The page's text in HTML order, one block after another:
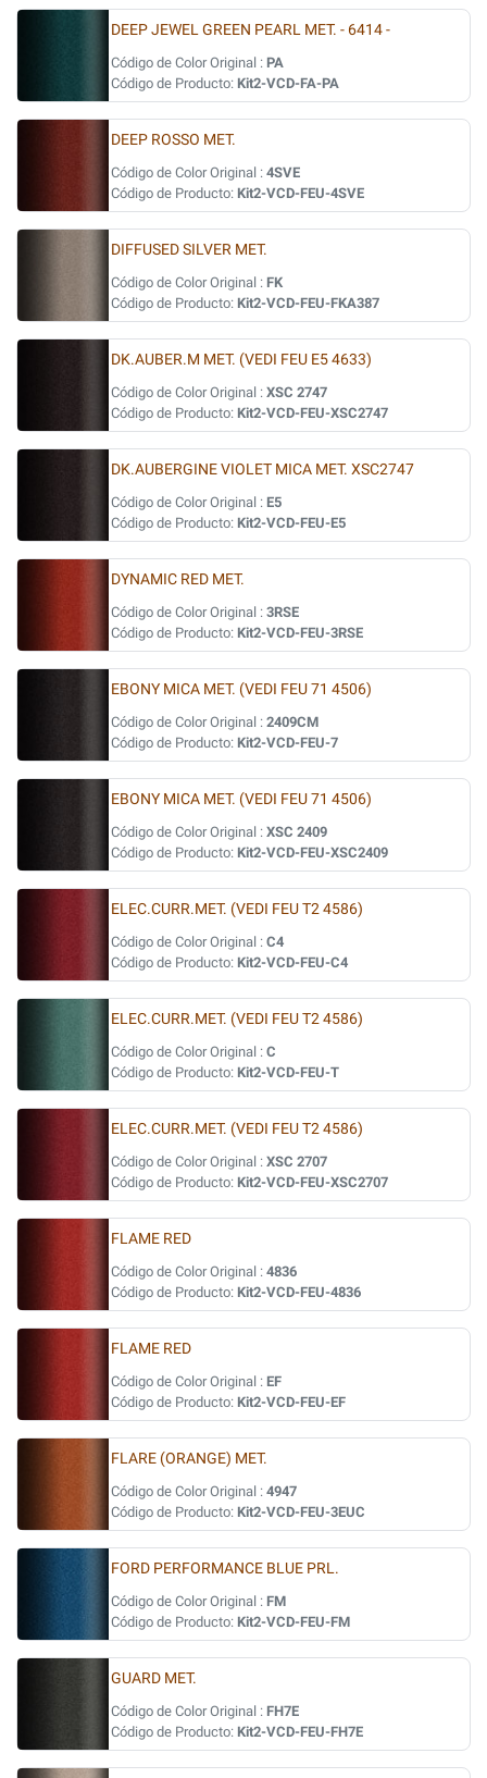
DEEP JEWEL GREEN PEARL MET. - 6414 -
Código de Color Original : PA
Código de Producto: Kit2-VCD-FA-PA
DEEP ROSSO MET.
Código de Color Original : 4SVE
Código de Producto: Kit2-VCD-FEU-4SVE
DIFFUSED SILVER MET.
Código de Color Original : FK
Código de Producto: Kit2-VCD-FEU-FKA387
DK.AUBER.M MET. (VEDI FEU E5 4633)
Código de Color Original : XSC 2747
Código de Producto: Kit2-VCD-FEU-XSC2747
DK.AUBERGINE VIOLET MICA MET. XSC2747
Código de Color Original : E5
Código de Producto: Kit2-VCD-FEU-E5
DYNAMIC RED MET.
Código de Color Original : 3RSE
Código de Producto: Kit2-VCD-FEU-3RSE
EBONY MICA MET. (VEDI FEU 71 4506)
Código de Color Original : 2409CM
Código de Producto: Kit2-VCD-FEU-7
EBONY MICA MET. (VEDI FEU 71 4506)
Código de Color Original : XSC 2409
Código de Producto: Kit2-VCD-FEU-XSC2409
ELEC.CURR.MET. (VEDI FEU T2 4586)
Código de Color Original : C4
Código de Producto: Kit2-VCD-FEU-C4
ELEC.CURR.MET. (VEDI FEU T2 4586)
Código de Color Original : C
Código de Producto: Kit2-VCD-FEU-T
ELEC.CURR.MET. (VEDI FEU T2 4586)
Código de Color Original : XSC 2707
Código de Producto: Kit2-VCD-FEU-XSC2707
FLAME RED
Código de Color Original : 4836
Código de Producto: Kit2-VCD-FEU-4836
FLAME RED
Código de Color Original : EF
Código de Producto: Kit2-VCD-FEU-EF
FLARE (ORANGE) MET.
Código de Color Original : 4947
Código de Producto: Kit2-VCD-FEU-3EUC
FORD PERFORMANCE BLUE PRL.
Código de Color Original : FM
Código de Producto: Kit2-VCD-FEU-FM
GUARD MET.
Código de Color Original : FH7E
Código de Producto: Kit2-VCD-FEU-FH7E